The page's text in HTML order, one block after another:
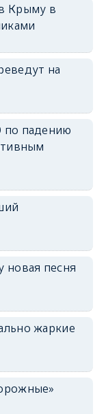
Крыму в
на
по падению
новая песня
жаркие